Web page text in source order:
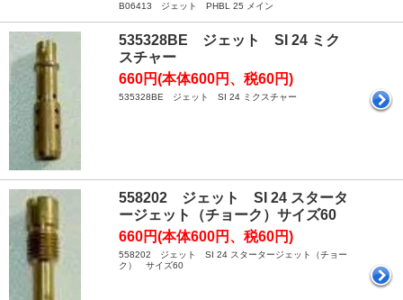
B06413 ジェット PHBL 25 メイン
535328BE ジェット SI 24 ミク
スチャー
660円(本体600円、税60円)
535328BE ジェット SI 24 ミクスチャー
558202 ジェット SI 24 スタータ
ージェット（チョーク）サイズ60
660円(本体600円、税60円)
558202 ジェット SI 24 スタータージェット（チョー
ク） サイズ60